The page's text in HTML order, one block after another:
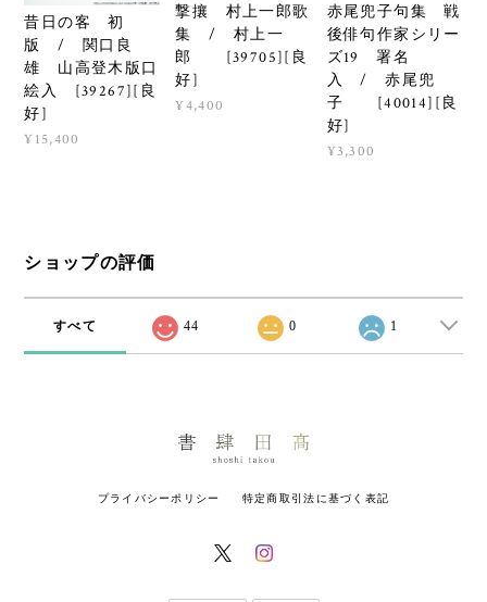
昔日の客 初
版 / 関口良
雄 山高登木版口
絵入 [39267][良
好]
¥15,400
撃攘 村上一郎歌
集 / 村上一
郎 [39705][良
好]
¥4,400
赤尾兜子句集 戦
後俳句作家シリー
ズ19 署名
入 / 赤尾兜
子 [40014][良
好]
¥3,300
ショップの評価
すべて 44 0 1
プライバシーポリシー 特定商取引法に基づく表記